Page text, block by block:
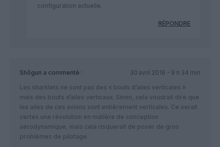
configuration actuelle.
RÉPONDRE
Shôgun a commenté :
30 avril 2016 - 9 h 34 min
Les sharklets ne sont pas des « bouts d’ailes verticales »
mais des bouts d’ailes verticaux. Sinon, cela voudrait dire que
les ailes de ces avions sont entièrement verticales. Ce serait
certes une révolution en matière de conception
aérodynamique, mais cela risquerait de poser de gros
problèmes de pilotage.